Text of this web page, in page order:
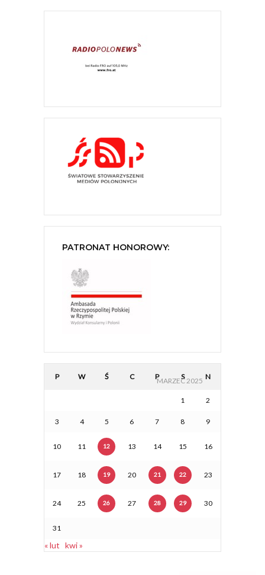
PATRONAT HONOROWY:
MARZEC 2025
P W Ś C P S N
1 2
3 4 5 6 7 8 9
10 11 12 13 14 15 16
17 18 19 20 21 22 23
24 25 26 27 28 29 30
31
« lut kwi »